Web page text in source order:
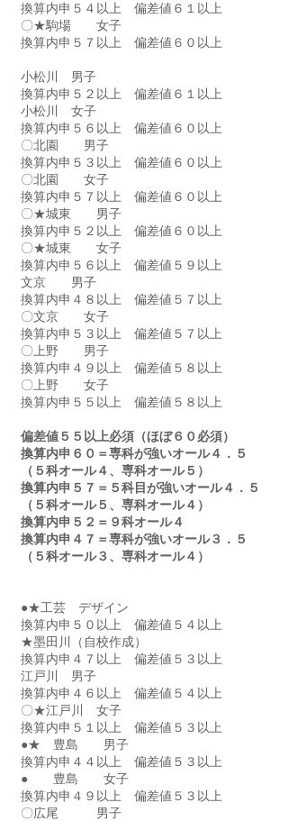
換算内申５４以上　偏差値６１以上
〇★駒場　　女子
換算内申５７以上　偏差値６０以上
小松川　男子
換算内申５２以上　偏差値６１以上
小松川　女子
換算内申５６以上　偏差値６０以上
〇北園　　男子
換算内申５３以上　偏差値６０以上
〇北園　　女子
換算内申５７以上　偏差値６０以上
〇★城東　　男子
換算内申５２以上　偏差値６０以上
〇★城東　　女子
換算内申５６以上　偏差値５９以上
文京　　男子
換算内申４８以上　偏差値５７以上
〇文京　　女子
換算内申５３以上　偏差値５７以上
〇上野　　男子
換算内申４９以上　偏差値５８以上
〇上野　　女子
換算内申５５以上　偏差値５８以上
偏差値５５以上必須（ほぼ６０必須）
換算内申６０＝専科が強いオール４．５
（５科オール４、専科オール５）
換算内申５７＝５科目が強いオール４．５
（５科オール５、専科オール４）
換算内申５２＝９科オール４
換算内申４７＝専科が強いオール３．５
（５科オール３、専科オール４）
●★工芸　デザイン
換算内申５０以上　偏差値５４以上
★墨田川（自校作成）
換算内申４７以上　偏差値５３以上
江戸川　男子
換算内申４６以上　偏差値５４以上
〇★江戸川　女子
換算内申５１以上　偏差値５３以上
●★　豊島　　男子
換算内申４４以上　偏差値５３以上
●　　豊島　　女子
換算内申４９以上　偏差値５３以上
〇広尾　　　男子